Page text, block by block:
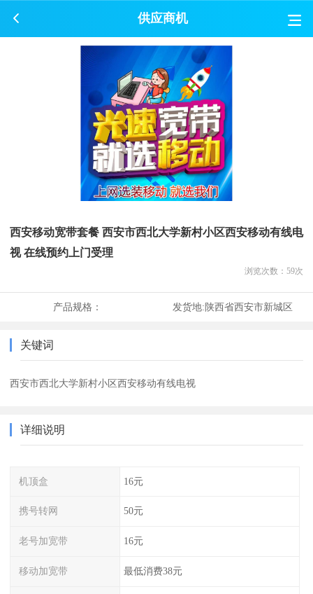
供应商机
西安移动宽带套餐 西安市西北大学新村小区西安移动有线电
视 在线预约上门受理
浏览次数： 59次
产品规格： 发货地:陕西省西安市新城区
关键词
西安市西北大学新村小区西安移动有线电视
详细说明
机顶盒 16元
携号转网 50元
老号加宽带 16元
移动加宽带 最低消费38元